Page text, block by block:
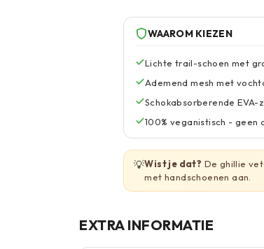
WAAROM KIEZEN
Lichte trail-schoen met
Ademend mesh met
Schokabsorberende
100% veganistisch -
💡Wist je dat? De ghillie
met handschoenen aan.
EXTRA INFORMATIE